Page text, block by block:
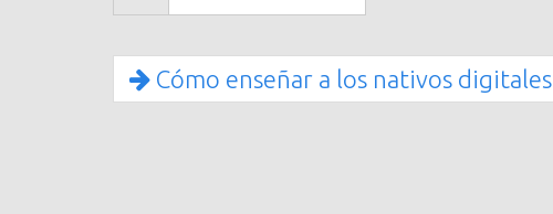
Cómo enseñar a los nativos digitales